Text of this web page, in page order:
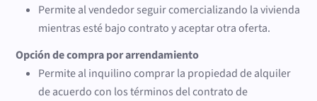
Permite al vendedor seguir comercializando la vivienda
mientras esté bajo contrato y aceptar otra oferta.
Opción de compra por arrendamiento
Permite al inquilino comprar la propiedad de alquiler
de acuerdo con los términos del contrato de